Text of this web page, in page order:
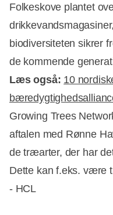
Folkeskove plantet
biodiversiteten sikrer
de kommende
Læs også: 10
Growing Trees
aftalen med Rønne
de træarter, der har
Dette kan f.eks. være
- HCL